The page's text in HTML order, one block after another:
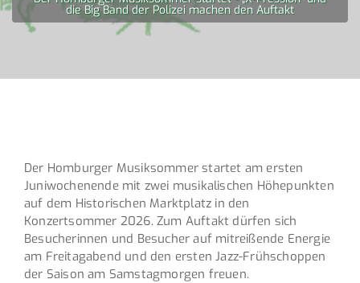
die Big Band der Polizei machen den Auftakt
Der Homburger Musiksommer startet am ersten
Juniwochenende mit zwei musikalischen Höhepunkten
auf dem Historischen Marktplatz in den
Konzertsommer 2026. Zum Auftakt dürfen sich
Besucherinnen und Besucher auf mitreißende Energie
am Freitagabend und den ersten Jazz-Frühschoppen
der Saison am Samstagmorgen freuen.